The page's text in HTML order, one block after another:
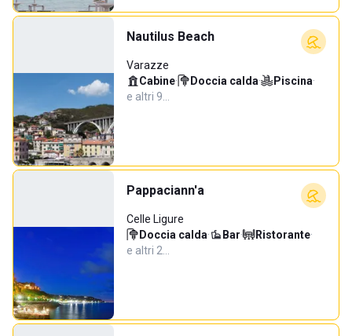
Nautilus Beach
Varazze
Cabine· Doccia calda· Piscina·
e altri 9…
Pappaciann'a
Celle Ligure
Doccia calda· Bar· Ristorante·
e altri 2…